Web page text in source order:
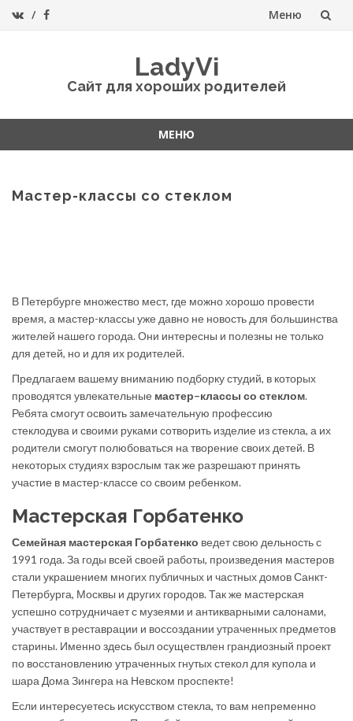
Меню
LadyVi
Сайт для хороших родителей
МЕНЮ
содержанию
Мастер-классы со стеклом
В Петербурге множество мест, где можно хорошо провести
время, а мастер-классы уже давно не новость для большинства
жителей нашего города. Они интересны и полезны не только
для детей, но и для их родителей.
Предлагаем вашему вниманию подборку студий, в которых
проводятся увлекательные мастер–классы со стеклом.
Ребята смогут освоить замечательную профессию
стеклодува и своими руками сотворить изделие из стекла, а их
родители смогут полюбоваться на творение своих детей. В
некоторых студиях взрослым так же разрешают принять
участие в мастер-классе со своим ребенком.
Мастерская Горбатенко
Семейная мастерская Горбатенко ведет свою дельность с
1991 года. За годы всей своей работы, произведения мастеров
стали украшением многих публичных и частных домов Санкт-
Петербурга, Москвы и других городов. Так же мастерская
успешно сотрудничает с музеями и антикварными салонами,
участвует в реставрации и воссоздании утраченных предметов
старины. Именно здесь был осуществлен грандиозный проект
по восстановлению утраченных гнутых стекол для купола и
шара Дома Зингера на Невском проспекте!
Если интересуетесь искусством стекла, то вам непременно